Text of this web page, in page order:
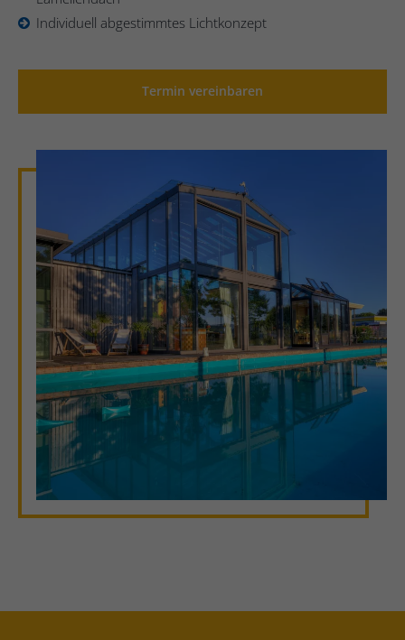
Individuell abgestimmtes Lichtkonzept
Termin vereinbaren